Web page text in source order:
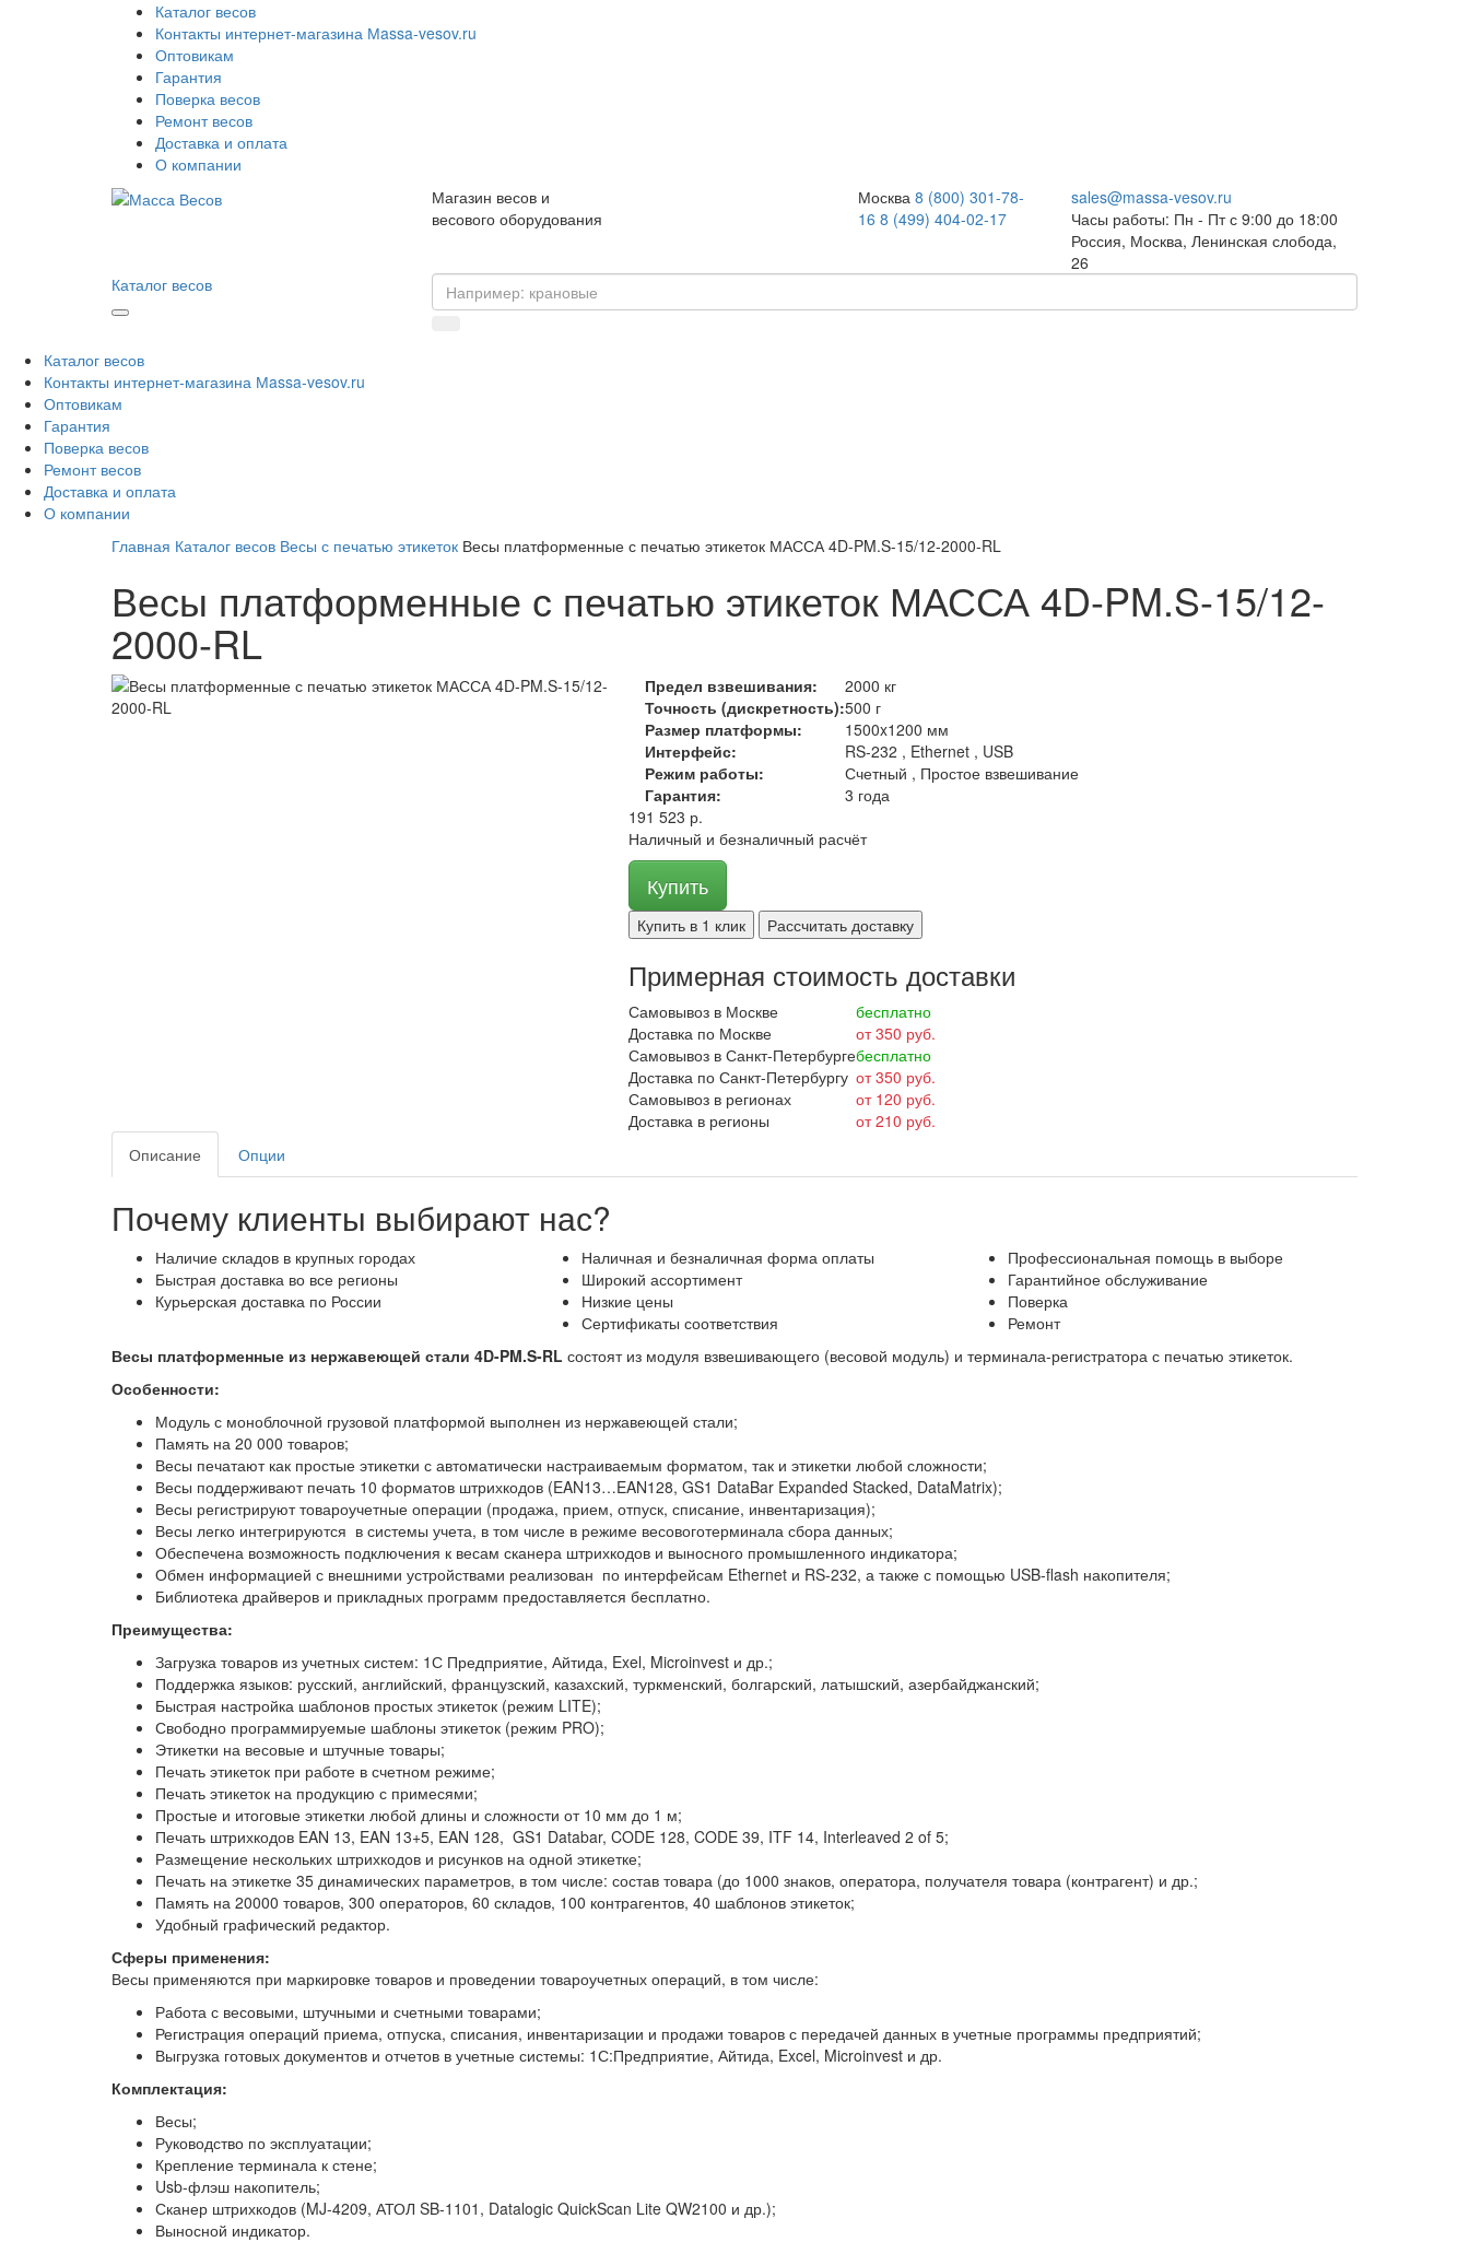
Каталог весов
Контакты интернет-магазина Мassa-vesov.ru
Оптовикам
Гарантия
Поверка весов
Ремонт весов
Доставка и оплата
О компании
Магазин весов и
весового оборудования
Москва 8 (800) 301-78-
16 8 (499) 404-02-17
sales@massa-vesov.ru
Часы работы: Пн - Пт с 9:00 до 18:00
Россия, Москва, Ленинская слобода,
26
Каталог весов
Каталог весов
Контакты интернет-магазина Мassa-vesov.ru
Оптовикам
Гарантия
Поверка весов
Ремонт весов
Доставка и оплата
О компании
Главная Каталог весов Весы с печатью этикеток Весы платформенные с печатью этикеток МАССА 4D-PM.S-15/12-2000-RL
Весы платформенные с печатью этикеток МАССА 4D-PM.S-15/12-
2000-RL
Предел взвешивания:
2000 кг
Точность (дискретность):500 г
Размер платформы:
1500x1200 мм
Интерфейс:
RS-232 , Ethernet , USB
Режим работы:
Счетный , Простое взвешивание
Гарантия:
3 года
191 523 р.
Наличный и безналичный расчёт
Купить
Купить в 1 клик Рассчитать доставку
Примерная стоимость доставки
Самовывоз в Москве
бесплатно
Доставка по Москве
от 350 руб.
Самовывоз в Санкт-Петербургебесплатно
Доставка по Санкт-Петербургу от 350 руб.
Самовывоз в регионах
от 120 руб.
Доставка в регионы
от 210 руб.
Описание
Опции
Почему клиенты выбирают нас?
Наличие складов в крупных городах
Быстрая доставка во все регионы
Курьерская доставка по России
Наличная и безналичная форма оплаты
Широкий ассортимент
Низкие цены
Сертификаты соответствия
Профессиональная помощь в выборе
Гарантийное обслуживание
Поверка
Ремонт
Весы платформенные из нержавеющей стали 4D-PM.S-RL состоят из модуля взвешивающего (весовой модуль) и терминала-регистратора с печатью этикеток.
Особенности:
Модуль с моноблочной грузовой платформой выполнен из нержавеющей стали;
Память на 20 000 товаров;
Весы печатают как простые этикетки с автоматически настраиваемым форматом, так и этикетки любой сложности;
Весы поддерживают печать 10 форматов штрихкодов (EAN13…EAN128, GS1 DataBar Expanded Stacked, DataMatrix);
Весы регистрируют товароучетные операции (продажа, прием, отпуск, списание, инвентаризация);
Весы легко интегрируются в системы учета, в том числе в режиме весовоготерминала сбора данных;
Обеспечена возможность подключения к весам сканера штрихкодов и выносного промышленного индикатора;
Обмен информацией с внешними устройствами реализован по интерфейсам Ethernet и RS-232, а также с помощью USB-flash накопителя;
Библиотека драйверов и прикладных программ предоставляется бесплатно.
Преимущества:
Загрузка товаров из учетных систем: 1С Предприятие, Айтида, Exel, Microinvest и др.;
Поддержка языков: русский, английский, французский, казахский, туркменский, болгарский, латышский, азербайджанский;
Быстрая настройка шаблонов простых этикеток (режим LITE);
Свободно программируемые шаблоны этикеток (режим PRO);
Этикетки на весовые и штучные товары;
Печать этикеток при работе в счетном режиме;
Печать этикеток на продукцию с примесями;
Простые и итоговые этикетки любой длины и сложности от 10 мм до 1 м;
Печать штрихкодов EAN 13, EAN 13+5, EAN 128, GS1 Databar, CODE 128, CODE 39, ITF 14, Interleaved 2 of 5;
Размещение нескольких штрихкодов и рисунков на одной этикетке;
Печать на этикетке 35 динамических параметров, в том числе: состав товара (до 1000 знаков, оператора, получателя товара (контрагент) и др.;
Память на 20000 товаров, 300 операторов, 60 складов, 100 контрагентов, 40 шаблонов этикеток;
Удобный графический редактор.
Сферы применения:
Весы применяются при маркировке товаров и проведении товароучетных операций, в том числе:
Работа с весовыми, штучными и счетными товарами;
Регистрация операций приема, отпуска, списания, инвентаризации и продажи товаров с передачей данных в учетные программы предприятий;
Выгрузка готовых документов и отчетов в учетные системы: 1С:Предприятие, Айтида, Excel, Microinvest и др.
Комплектация:
Весы;
Руководство по эксплуатации;
Крепление терминала к стене;
Usb-флэш накопитель;
Сканер штрихкодов (MJ-4209, АТОЛ SB-1101, Datalogic QuickScan Lite QW2100 и др.);
Выносной индикатор.